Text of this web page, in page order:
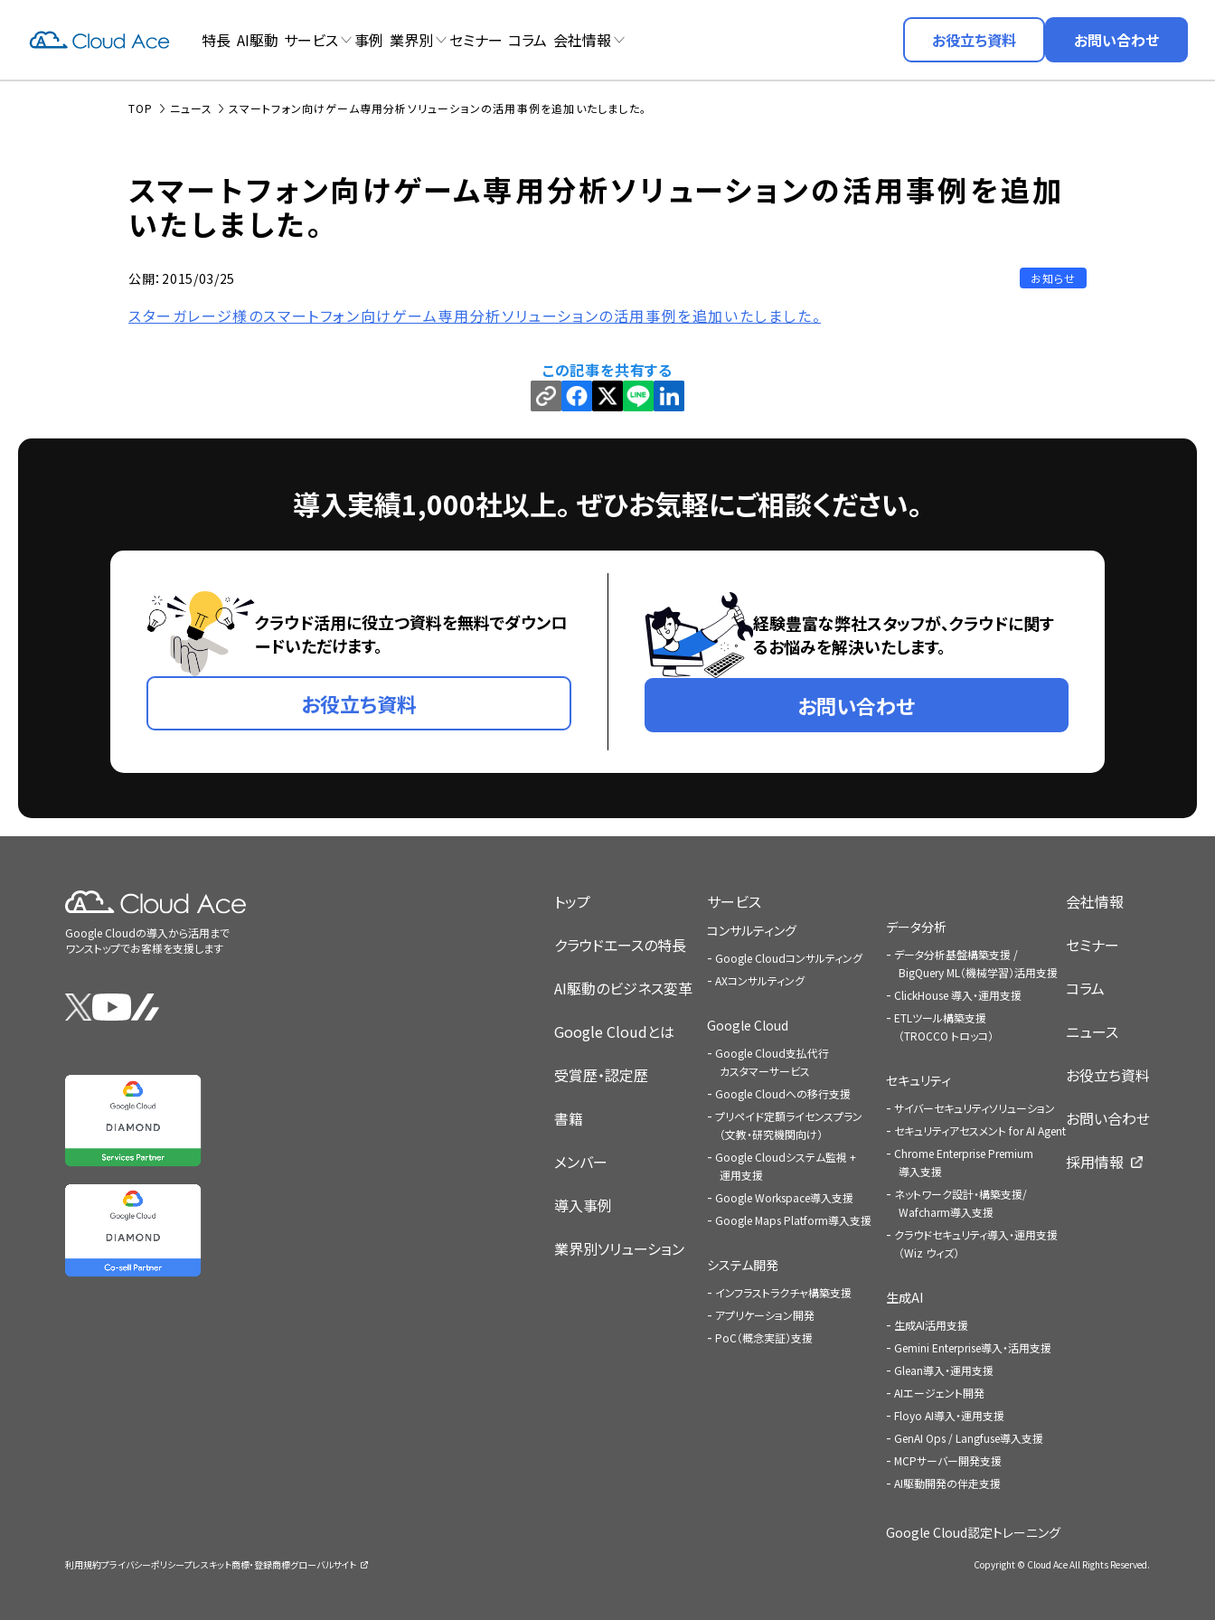
特長 AI駆動 サービス 事例 業界別 セミナー コラム 会社情報 お役立ち資料 お問い合わせ
TOP ニュース スマートフォン向けゲーム専用分析ソリューションの活用事例を追加いたしました。
スマートフォン向けゲーム専用分析ソリューションの活用事例を追加
いたしました。
公開：2015/03/25 お知らせ
スターガレージ様のスマートフォン向けゲーム専用分析ソリューションの活用事例を追加いたしました。
この記事を共有する
導入実績1,000社以上。 ぜひお気軽にご相談ください。
クラウド活用に役立つ資料を無料でダウンロ
ードいただけます。
お役立ち資料
経験豊富な弊社スタッフが、クラウドに関す
るお悩みを解決いたします。
お問い合わせ
Google Cloudの導入から活用まで
ワンストップでお客様を支援します
トップ
クラウドエースの特長
AI駆動のビジネス変革
Google Cloudとは
受賞歴・認定歴
書籍
メンバー
導入事例
業界別ソリューション
サービス
コンサルティング
Google Cloudコンサルティング
AXコンサルティング
Google Cloud
Google Cloud支払代行
カスタマーサービス
Google Cloudへの移行支援
プリペイド定額ライセンスプラン
（文教・研究機関向け）
Google Cloudシステム監視 +
運用支援
Google Workspace導入支援
Google Maps Platform導入支援
システム開発
インフラストラクチャ構築支援
アプリケーション開発
PoC（概念実証）支援
データ分析
データ分析基盤構築支援 /
BigQuery ML（機械学習）活用支援
ClickHouse 導入・運用支援
ETLツール構築支援
（TROCCO トロッコ）
セキュリティ
サイバーセキュリティソリューション
セキュリティアセスメント for AI Agent
Chrome Enterprise Premium
導入支援
ネットワーク設計・構築支援/
Wafcharm導入支援
クラウドセキュリティ導入・運用支援
（Wiz ウィズ）
生成AI
生成AI活用支援
Gemini Enterprise導入・活用支援
Glean導入・運用支援
AIエージェント開発
Floyo AI導入・運用支援
GenAI Ops / Langfuse導入支援
MCPサーバー開発支援
AI駆動開発の伴走支援
Google Cloud認定トレーニング
会社情報
セミナー
コラム
ニュース
お役立ち資料
お問い合わせ
採用情報
利用規約プライバシーポリシープレスキット商標・登録商標グローバルサイト Copyright © Cloud Ace All Rights Reserved.